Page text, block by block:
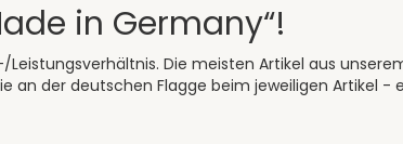
in Germany“!
Die meisten Artikel aus
an der deutschen Flagge beim jeweiligen Artikel -